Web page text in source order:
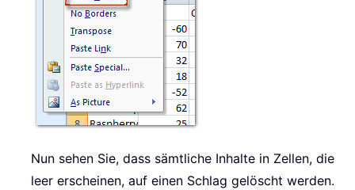
Nun sehen Sie, dass sämtliche Inhalte in Zellen, die
leer erscheinen, auf einen Schlag gelöscht werden.